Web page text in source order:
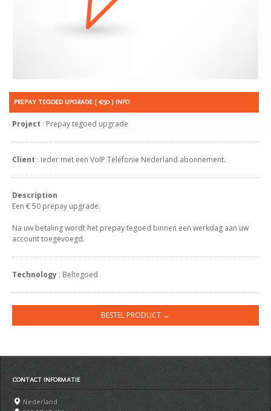
PREPAY TEGOED UPGRADE ( €50 ) INFO
Project : Prepay tegoed upgrade
Client : Ieder met een VoIP Telefonie Nederland abonnement.
Description
Een € 50 prepay upgrade.
Na uw betaling wordt het prepay tegoed binnen een werkdag aan uw
account toegevoegd.
Technology : Beltegoed
BESTEL PRODUCT →
CONTACT INFORMATIE
Nederland